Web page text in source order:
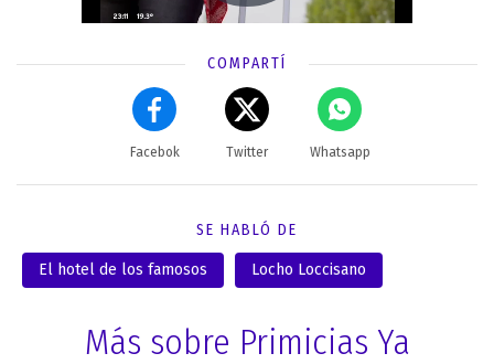
COMPARTÍ
Facebok Twitter Whatsapp
SE HABLÓ DE
El hotel de los famosos Locho Loccisano
Más sobre Primicias Ya